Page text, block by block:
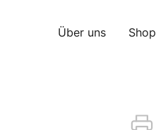
Über uns Shop